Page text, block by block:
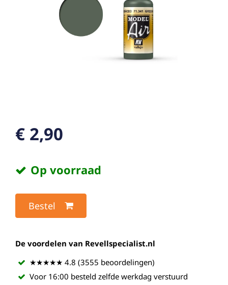
€ 2,90
Op voorraad
Bestel
De voordelen van Revellspecialist.nl
★★★★★ 4.8 (3555 beoordelingen)
Voor 16:00 besteld zelfde werkdag verstuurd